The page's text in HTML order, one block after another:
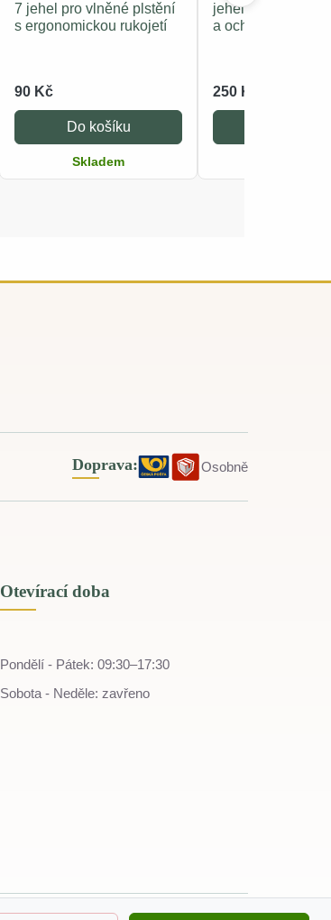
7 jehel pro vlněné plstění
s ergonomickou rukojetí
90 Kč
Do košíku
Skladem
jehel s dřevěným
a ochranným
250 Kč
Doprava: Osobně
Otevírací doba
Pondělí - Pátek: 09:30–17:30
Sobota - Neděle: zavřeno